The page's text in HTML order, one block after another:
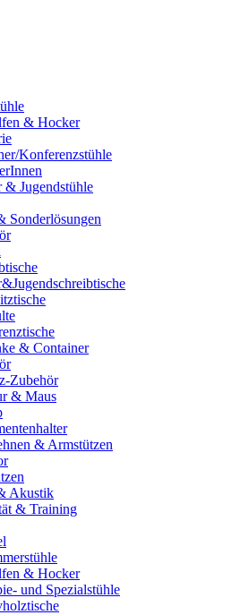
& Hocker
Konferenzstühle
& Jugendstühle
Sonderlösungen
& Container
Zubehör
& Maus
& Armstützen
Akustik
& Training
& Hocker
und Spezialstühle